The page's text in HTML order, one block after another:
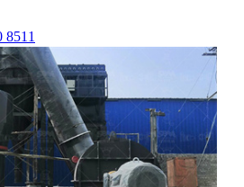
8511